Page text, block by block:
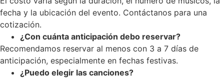
fecha y la ubicación del evento. Contáctanos para una
cotización.
¿Con cuánta anticipación debo reservar?
Recomendamos reservar al menos con 3 a 7 días de
anticipación, especialmente en fechas festivas.
¿Puedo elegir las canciones?